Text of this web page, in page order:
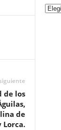
de los
de
Lorca.